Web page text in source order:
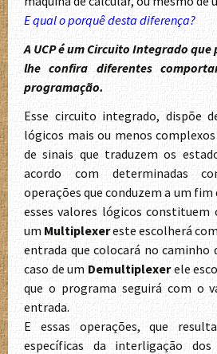
E qual o porquê desta diferença?
A UCP é um Circuito Integrado
lhe confira diferentes
programação.
Esse circuito integrado, dispõe
lógicos mais ou menos
de sinais que traduzem os
acordo com determinadas
operações que conduzem a um
esses valores lógicos constituem
um Multiplexereste escolherá
entrada que colocará no caminho
caso de umDemultiplexerele
que o programa seguirá com o
entrada.
E essas operações, que
específicas da interligação